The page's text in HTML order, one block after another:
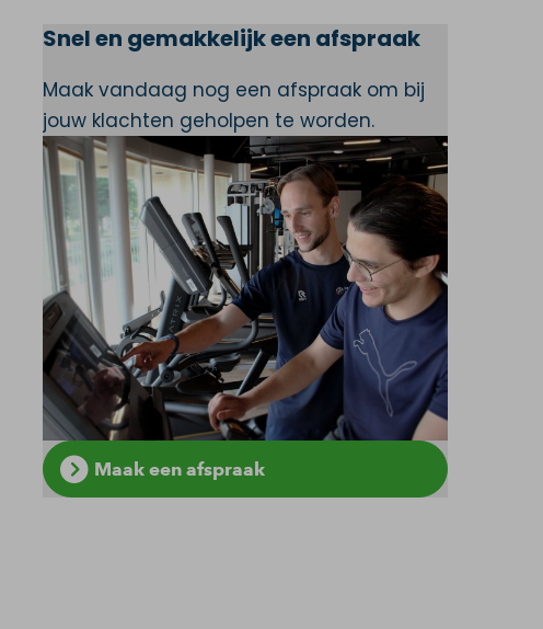
Snel en gemakkelijk een afspraak
Maak vandaag nog een afspraak om bij
jouw klachten geholpen te worden.
Maak een afspraak